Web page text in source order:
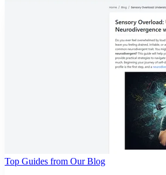
Top Guides from Our Blog